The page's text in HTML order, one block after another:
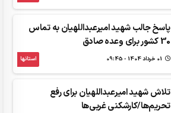
پاسخ جالب شهید امیرعبداللهیان به تماس
30 کشور برای وعده صادق
استانها
تلاش شهید امیرعبداللهیان برای رفع
تحریم‌ها/کارشکنی غربی‌ها